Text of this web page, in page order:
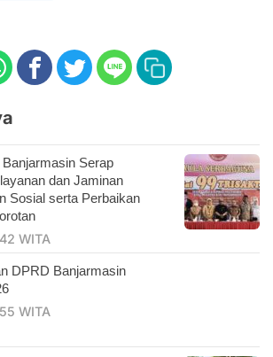
Serap
dan Jaminan
Sosial serta Perbaikan
WITA
DPRD Banjarmasin
WITA